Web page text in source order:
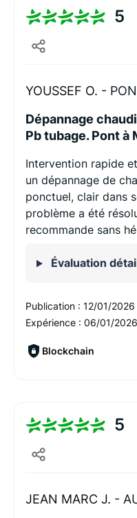
5
YOUSSEF O. -
Dépannage
Pb tubage. Pont à
Intervention rapide
un dépannage de
ponctuel, clair dans
problème a été
recommande sans
Évaluation
Publication : 12/01/2026
Expérience : 06/01/2026
Blockchain
5
JEAN MARC J. -